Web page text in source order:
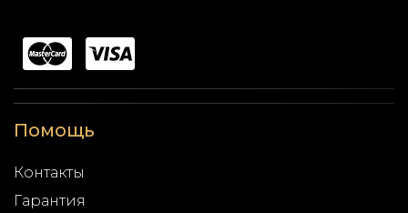
Помощь
Контакты
Гарантия